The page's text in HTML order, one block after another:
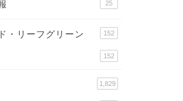
25
・リーフグリーン 152
152
1,829